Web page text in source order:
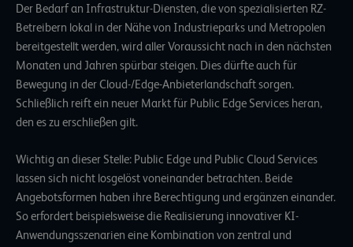
Der Bedarf an Infrastruktur-Diensten, die von spezialisierten RZ-
Betreibern lokal in der Nähe von Industrieparks und Metropolen
bereitgestellt werden, wird aller Voraussicht nach in den nächsten
Monaten und Jahren spürbar steigen. Dies dürfte auch für
Bewegung in der Cloud-/Edge-Anbieterlandschaft sorgen.
Schließlich reift ein neuer Markt für Public Edge Services heran,
den es zu erschließen gilt.
Wichtig an dieser Stelle: Public Edge und Public Cloud Services
lassen sich nicht losgelöst voneinander betrachten. Beide
Angebotsformen haben ihre Berechtigung und ergänzen einander.
So erfordert beispielsweise die Realisierung innovativer KI-
Anwendungsszenarien eine Kombination von zentral und